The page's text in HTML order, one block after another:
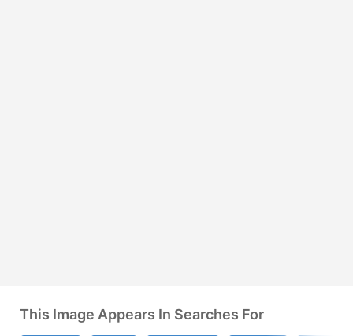
This Image Appears In Searches For